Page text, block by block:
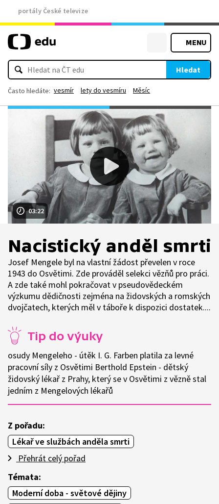
portály České televize
MENU
Hledat
Často hledáte: vesmír lety do vesmíru Měsíc
03:22
Nacistický anděl smrti
Josef Mengele byl na vlastní žádost převelen v roce
1943 do Osvětimi. Zde prováděl selekci vězňů pro práci.
A zde také mohl pokračovat v pseudovědeckém
výzkumu dědičnosti zejména na židovských a romských
dvojčatech, kterých měl v táboře k dispozici dostatek....
Tip do výuky
osudy Mengeleho - útěk I. G. Farben platila za levné
pracovní síly z Osvětimi Berthold Epstein - dětský
židovský lékař z Prahy, který se v Osvětimi z vězně stal
jedním z Mengelových lékařů
Z pořadu:
Lékař ve službách anděla smrti
Přehrát celý pořad
Témata:
Moderní doba - světové dějiny